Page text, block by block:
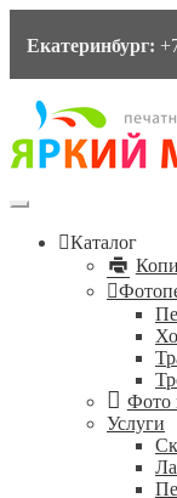
Екатеринбург:
Перейти
навигации
Перейти
содержимому
Каталог
Фото
Услуги